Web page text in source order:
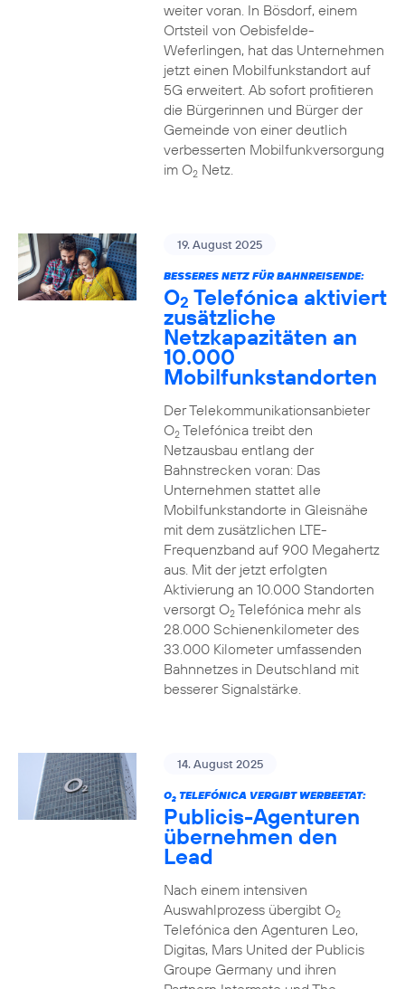
weiter voran. In Bösdorf, einem
Ortsteil von Oebisfelde-
Weferlingen, hat das Unternehmen
jetzt einen Mobilfunkstandort auf
5G erweitert. Ab sofort profitieren
die Bürgerinnen und Bürger der
Gemeinde von einer deutlich
verbesserten Mobilfunkversorgung
im O2Netz.
19. August 2025
BESSERES NETZ FÜR BAHNREISENDE:
O2 Telefónica aktiviert
zusätzliche
Netzkapazitäten an
10.000
Mobilfunkstandorten
Der Telekommunikationsanbieter
O2Telefónica treibt den
Netzausbau entlang der
Bahnstrecken voran: Das
Unternehmen stattet alle
Mobilfunkstandorte in Gleisnähe
mit dem zusätzlichen LTE-
Frequenzband auf 900 Megahertz
aus. Mit der jetzt erfolgten
Aktivierung an 10.000 Standorten
versorgt O2Telefónica mehr als
28.000 Schienenkilometer des
33.000 Kilometer umfassenden
Bahnnetzes in Deutschland mit
besserer Signalstärke.
14. August 2025
O2TELEFÓNICA VERGIBT WERBEETAT:
Publicis-Agenturen
übernehmen den
Lead
Nach einem intensiven
Auswahlprozess übergibt O2
Telefónica den Agenturen Leo,
Digitas, Mars United der Publicis
Groupe Germany und ihren